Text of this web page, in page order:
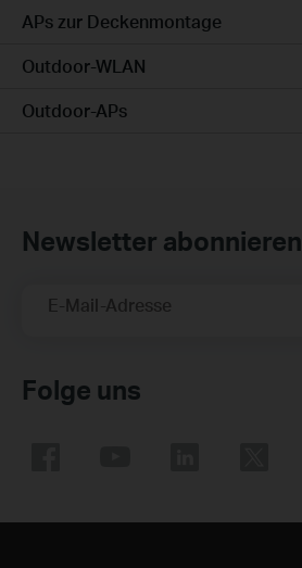
APs zur Deckenmontage
Outdoor-WLAN
Outdoor-APs
Newsletter abonnieren
E-Mail-Adresse
Folge uns